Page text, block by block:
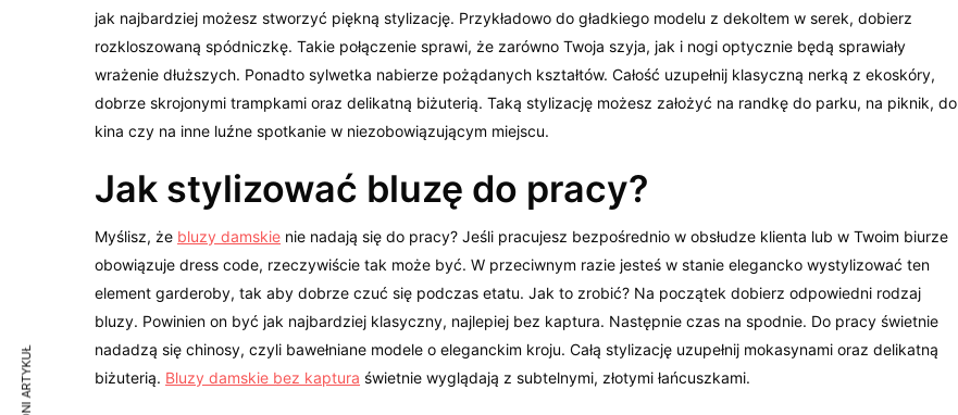
jak najbardziej możesz stworzyć piękną stylizację. Przykładowo do gładkiego modelu z dekoltem w serek, dobierz
rozkloszowaną spódniczkę. Takie połączenie sprawi, że zarówno Twoja szyja, jak i nogi optycznie będą sprawiały
wrażenie dłuższych. Ponadto sylwetka nabierze pożądanych kształtów. Całość uzupełnij klasyczną nerką z ekoskóry,
dobrze skrojonymi trampkami oraz delikatną biżuterią. Taką stylizację możesz założyć na randkę do parku, na piknik, do
kina czy na inne luźne spotkanie w niezobowiązującym miejscu.
Jak stylizować bluzę do pracy?
Myślisz, że bluzy damskie nie nadają się do pracy? Jeśli pracujesz bezpośrednio w obsłudze klienta lub w Twoim biurze
obowiązuje dress code, rzeczywiście tak może być. W przeciwnym razie jesteś w stanie elegancko wystylizować ten
element garderoby, tak aby dobrze czuć się podczas etatu. Jak to zrobić? Na początek dobierz odpowiedni rodzaj
bluzy. Powinien on być jak najbardziej klasyczny, najlepiej bez kaptura. Następnie czas na spodnie. Do pracy świetnie
nadadzą się chinosy, czyli bawełniane modele o eleganckim kroju. Całą stylizację uzupełnij mokasynami oraz delikatną
biżuterią. Bluzy damskie bez kaptura świetnie wyglądają z subtelnymi, złotymi łańcuszkami.